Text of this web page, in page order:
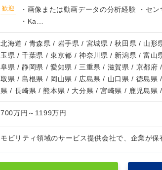
歓迎
・画像または動画データの分析経験 ・セ
・Ka…
北海道 / 青森県 / 岩手県 / 宮城県 / 秋田県 / 山
玉県 / 千葉県 / 東京都 / 神奈川県 / 新潟県 / 富
阜県 / 静岡県 / 愛知県 / 三重県 / 滋賀県 / 京都
取県 / 島根県 / 岡山県 / 広島県 / 山口県 / 徳島
県 / 長崎県 / 熊本県 / 大分県 / 宮崎県 / 鹿児島県
700万円～1199万円
モビリティ領域のサービス提供会社で、企業が